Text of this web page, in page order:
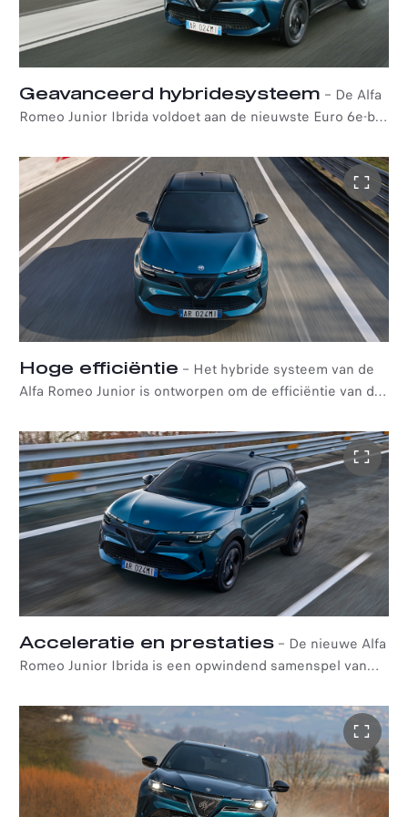
Geavanceerd hybridesysteem – De Alfa
Romeo Junior Ibrida voldoet aan de nieuwste Euro 6e-bis
driecilinder VGT-motor (Variable Geometry Turbine)
die 145 pk en 230 Nm piekkoppel levert. Hij is gekoppeld
aan twee 48-volt, 21 kW P2 elektromotoren en een
zestraps automatische transmissie met dubbele
koppeling (DCT), die samen 145 pk leveren.
*In de Alfa Romeo Junior Ibrida dragen de twee 21 kW
elektromotoren bij aan de verhoging van het totale
vermogen van het hybridesysteem van 136 pk naar 145
pk.
Hoge efficiëntie – Het hybride systeem van de
Alfa Romeo Junior is ontworpen om de efficiëntie van de
-CO2-besparing: dankzij de ondersteuning van de
eMotor en de eDriving-fasen vermindert de Junior Ibrida
de CO2-uitstoot (tot 110 g CO2
/km WLTP gecombineerd)
en verhoogt hij de kostenefficiëntie.
-Elektrische aandrijving- de Junior Ibrida beschikt over
tal van functies die uitsluitend gebruikmaken van de
elektromotor bij het rijden met lage snelheden of bij het
parkeren (e-Launch, e-Creeping, e-Parking, e-Queueing).
-Energieterugwinning
- het voertuig wint energie terug
tijdens het vertragen of afremmen (e-Coasting).
-e-Boost- wanneer u maximaal accelereert, krijgt de auto
e-Boost verhoogt het wielkoppel door de benzinemotor
met de elektromotor te ondersteunen; ook wordt het
werkmoment van de brandstofmotor geoptimaliseerd,
dankzij een zorgvuldige kalibratie van het koppel dat
door de elektromotor wordt geleverd.
Acceleratie en prestaties – De nieuwe Alfa
Romeo Junior Ibrida is een opwindend samenspel van
DNA van Alfa Romeo. Met een topsnelheid van 206 km/u
en een acceleratie van 0-100 km/h in slechts 8,9
seconden beleeft u iedere rit opnieuw hoogstaande
prestaties en de souplesse die alleen een Alfa Romeo
kan bieden.